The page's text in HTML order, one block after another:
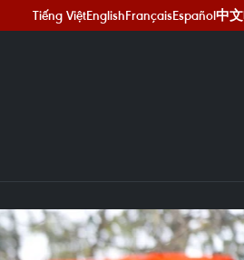
Tiếng ViệtEnglishFrançaisEspañol中文